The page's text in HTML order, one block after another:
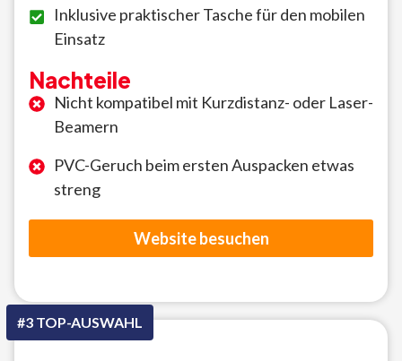
Inklusive praktischer Tasche für den mobilen
Einsatz
Nachteile
Nicht kompatibel mit Kurzdistanz- oder Laser-
Beamern
PVC-Geruch beim ersten Auspacken etwas
streng
Website besuchen
#3 TOP-AUSWAHL